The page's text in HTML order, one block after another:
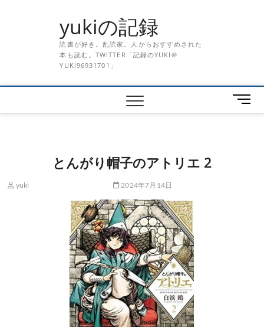
yukiの記録
読書が好き。乱読家。人からおすすめされた
本も読む。TWITTER「記録のYUKI＠
YUKI96931701」
メ
ニ
とんがり帽子のアトリエ 2
yuki 2024年7月14日